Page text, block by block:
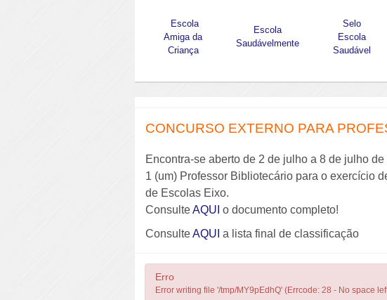
Escola
Amiga da
Criança
Escola
Saudávelmente
Selo
Escola
Saudável
CONCURSO EXTERNO PARA
Encontra-se aberto de 2 de julho a 8 de julho
1 (um) Professor Bibliotecário para o exercício
de Escolas Eixo.
ConsulteAQUI o documento completo!
ConsulteAQUI a lista final de classificação
Erro
Error writing file '/tmp/MY9pEdhQ' (Errcode: 28 - No space